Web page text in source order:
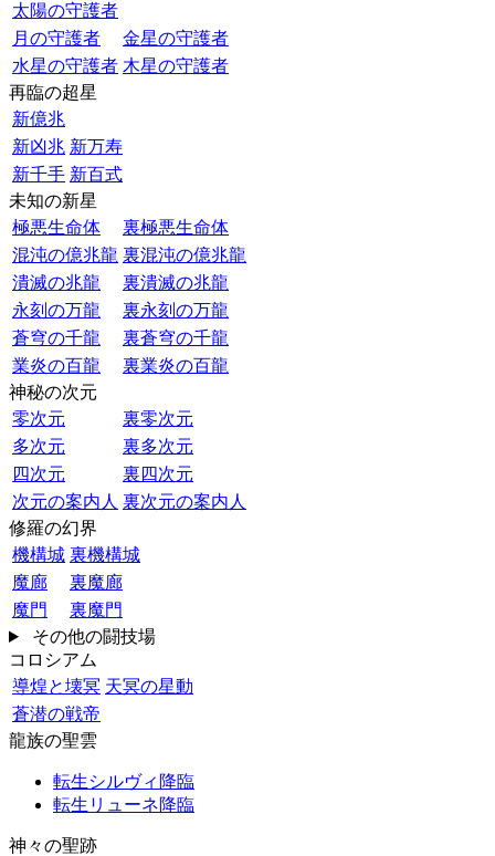
太陽の守護者
月の守護者
金星の守護者
水星の守護者 木星の守護者
再臨の超星
新億兆
新凶兆 新万寿
新千手 新百式
未知の新星
極悪生命体
裏極悪生命体
混沌の億兆龍 裏混沌の億兆龍
潰滅の兆龍
裏潰滅の兆龍
永刻の万龍
裏永刻の万龍
蒼穹の千龍
裏蒼穹の千龍
業炎の百龍
裏業炎の百龍
神秘の次元
零次元
裏零次元
多次元
裏多次元
四次元
裏四次元
次元の案内人 裏次元の案内人
修羅の幻界
機構城 裏機構城
魔廊
裏魔廊
魔門
裏魔門
その他の闘技場
コロシアム
導煌と壊冥 天冥の星動
蒼潜の戦帝
龍族の聖雲
転生シルヴィ降臨
転生リューネ降臨
神々の聖跡